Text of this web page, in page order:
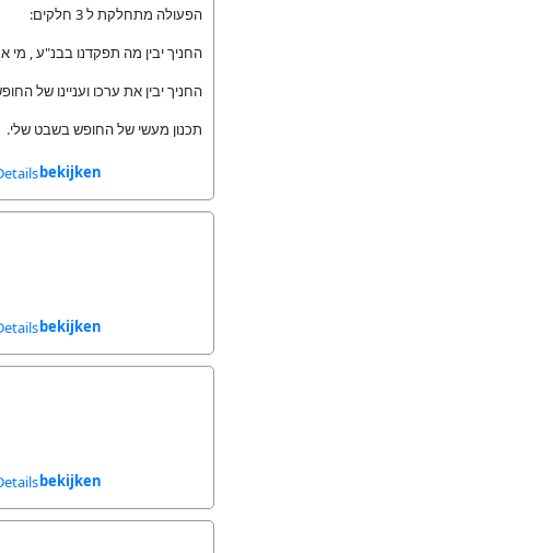
הפעולה מתחלקת ל 3 חלקים:
החניך יבין מה תפקדנו בבנ"ע , מי
החניך יבין את ערכו ועניינו של
תכנון מעשי של החופש בשבט שלי.
bekijken
bekijken
bekijken